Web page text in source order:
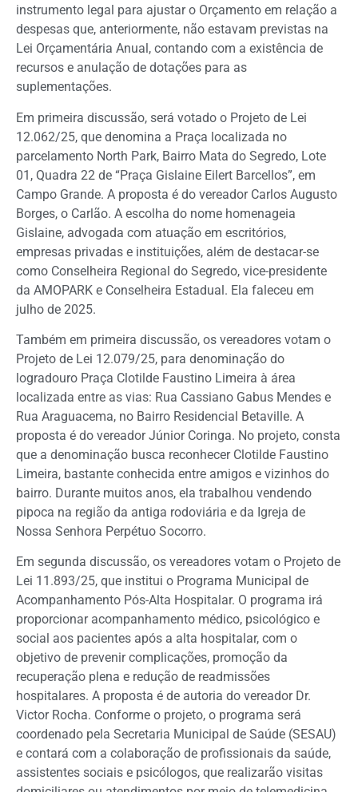
instrumento legal para ajustar o Orçamento em relação a
despesas que, anteriormente, não estavam previstas na
Lei Orçamentária Anual, contando com a existência de
recursos e anulação de dotações para as
suplementações.
Em primeira discussão, será votado o Projeto de Lei
12.062/25, que denomina a Praça localizada no
parcelamento North Park, Bairro Mata do Segredo, Lote
01, Quadra 22 de “Praça Gislaine Eilert Barcellos”, em
Campo Grande. A proposta é do vereador Carlos Augusto
Borges, o Carlão. A escolha do nome homenageia
Gislaine, advogada com atuação em escritórios,
empresas privadas e instituições, além de destacar-se
como Conselheira Regional do Segredo, vice-presidente
da AMOPARK e Conselheira Estadual. Ela faleceu em
julho de 2025.
Também em primeira discussão, os vereadores votam o
Projeto de Lei 12.079/25, para denominação do
logradouro Praça Clotilde Faustino Limeira à área
localizada entre as vias: Rua Cassiano Gabus Mendes e
Rua Araguacema, no Bairro Residencial Betaville. A
proposta é do vereador Júnior Coringa. No projeto, consta
que a denominação busca reconhecer Clotilde Faustino
Limeira, bastante conhecida entre amigos e vizinhos do
bairro. Durante muitos anos, ela trabalhou vendendo
pipoca na região da antiga rodoviária e da Igreja de
Nossa Senhora Perpétuo Socorro.
Em segunda discussão, os vereadores votam o Projeto de
Lei 11.893/25, que institui o Programa Municipal de
Acompanhamento Pós-Alta Hospitalar. O programa irá
proporcionar acompanhamento médico, psicológico e
social aos pacientes após a alta hospitalar, com o
objetivo de prevenir complicações, promoção da
recuperação plena e redução de readmissões
hospitalares. A proposta é de autoria do vereador Dr.
Victor Rocha. Conforme o projeto, o programa será
coordenado pela Secretaria Municipal de Saúde (SESAU)
e contará com a colaboração de profissionais da saúde,
assistentes sociais e psicólogos, que realizarão visitas